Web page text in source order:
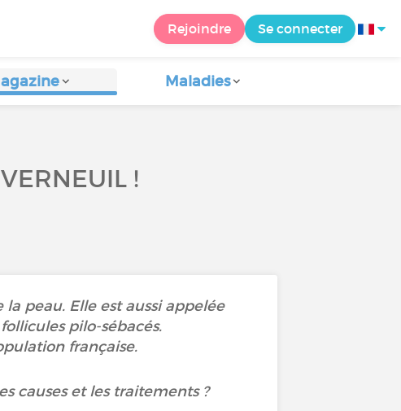
Rejoindre Se connecter
Maladies
!
peau. Elle est aussi appelée
pilo-sébacés.
française.
causes et les traitements ?